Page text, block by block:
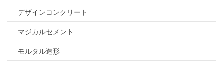
デザインコンクリート
マジカルセメント
モルタル造形